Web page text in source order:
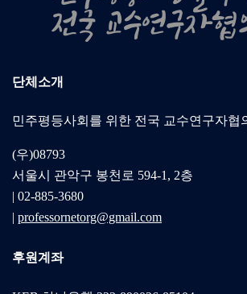
단체소개
민주평등사회를 위한 전국 교수연구자협
(우)08793
서울시 관악구 봉천로 594-1, 2층
| 02-885-3680
| professornetorg@gmail.com
후원계좌